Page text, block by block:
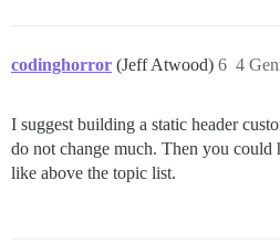
codinghorror (Jeff Atwood) 4
6
I suggest building a static header
do not change much. Then you could
like above the topic list.